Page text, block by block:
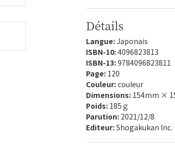
Détails
Langue: Japonais
ISBN-10: 4096823813
ISBN-13: 9784096823811
Page: 120
Couleur: couleur
Dimensions: 154mm ×
Poids: 185ｇ
Parution: 2021/12/8
Editeur: Shogakukan Inc.